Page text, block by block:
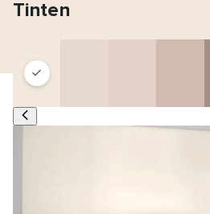
Tinten